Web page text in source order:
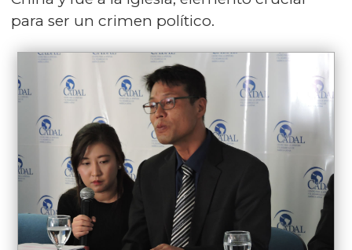
para ser un crimen político.